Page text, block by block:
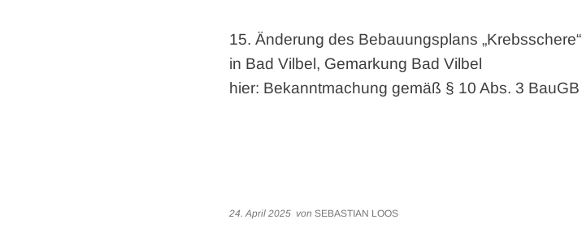
15. Änderung des Bebauungsplans „Krebsschere“
in Bad Vilbel, Gemarkung Bad Vilbel
hier: Bekanntmachung gemäß § 10 Abs. 3 BauGB
24. April 2025 von SEBASTIAN LOOS